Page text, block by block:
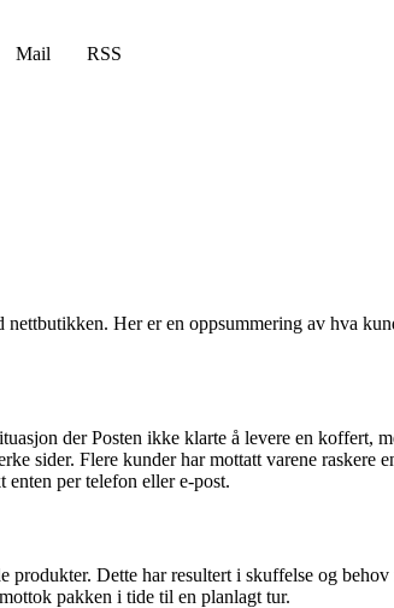
Mail RSS
Her er en oppsummering av hva
der Posten ikke klarte å levere en koffert,
sider. Flere kunder har mottatt varene raskere
per telefon eller e-post.
Dette har resultert i skuffelse og behov
pakken i tide til en planlagt tur.